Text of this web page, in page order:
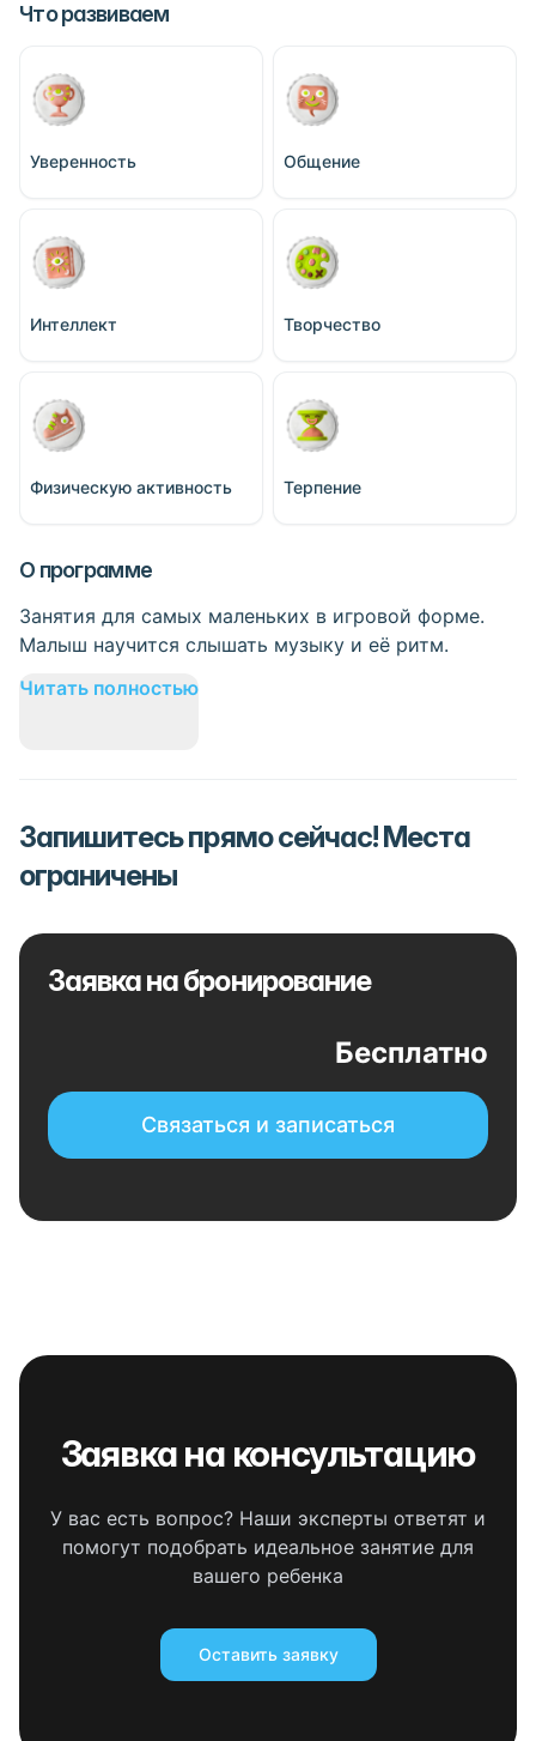
Что развиваем
Уверенность Общение
Интеллект Творчество
Физическую активность Терпение
О программе
Занятия для самых маленьких в игровой форме.
Малыш научится слышать музыку и её ритм.
Читать полностью
Запишитесь прямо сейчас! Места
ограничены
Заявка на бронирование
Бесплатно
Связаться и записаться
Заявка на консультацию
У вас есть вопрос? Наши эксперты ответят и
помогут подобрать идеальное занятие для
вашего ребенка
Оставить заявку